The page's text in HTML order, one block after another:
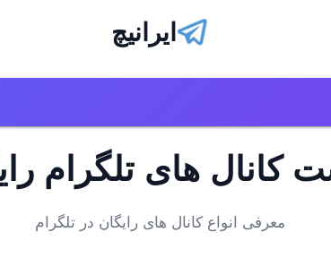
ایرانیچ
کانال های تلگرام
معرفی انواع کانال های رایگان در تلگرام